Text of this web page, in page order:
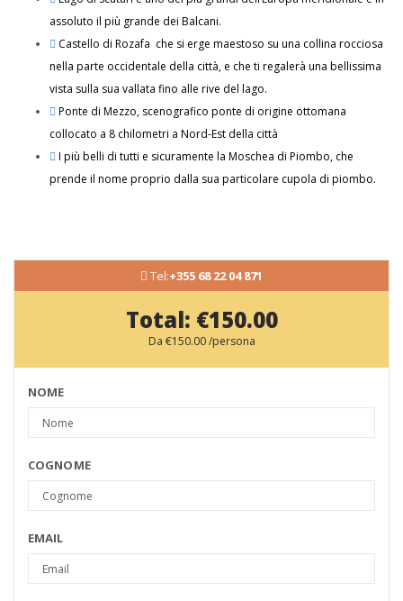
assoluto il più grande dei Balcani.
Castello di Rozafa che si erge maestoso su una collina rocciosa
nella parte occidentale della città, e che ti regalerà una bellissima
vista sulla sua vallata fino alle rive del lago.
Ponte di Mezzo, scenografico ponte di origine ottomana
collocato a 8 chilometri a Nord-Est della città
I più belli di tutti e sicuramente la Moschea di Piombo, che
prende il nome proprio dalla sua particolare cupola di piombo.
Tel:+355 68 22 04 871
Total: €150.00
Da €150.00/persona
NOME
COGNOME
EMAIL